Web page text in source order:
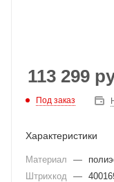
113 299
Под заказ
Характеристики
Материал —
Штрихкод
—